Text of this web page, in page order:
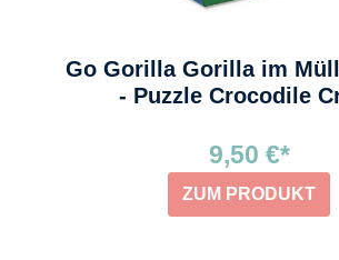
Go Gorilla Gorilla im
- Puzzle Crocodile
9,50 €*
ZUM PRODUKT